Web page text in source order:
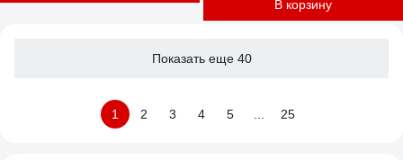
В корзину
Показать еще 40
1 2 3 4 5 25